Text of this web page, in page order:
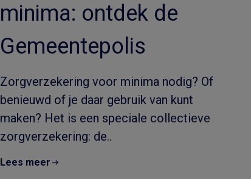
minima: ontdek de
Gemeentepolis
Zorgverzekering voor minima nodig? Of
benieuwd of je daar gebruik van kunt
maken? Het is een speciale collectieve
zorgverzekering: de..
Lees meer